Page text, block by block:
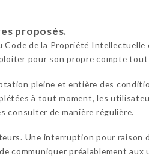
proposés.
de la Propriété
pour son propre compte
pleine et entière des
à tout moment, les
consulter de manière régulière.
Une interruption pour raison
communiquer préalablement